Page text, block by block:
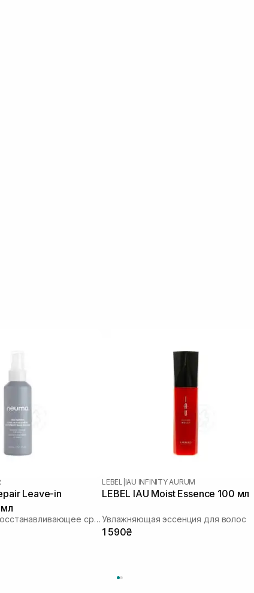
Leave-in
Несмываемое восстанавливающее средство для волос
LEBEL IAU INFINITY AURUM
LEBEL IAU Moist Essence 100 мл
Увлажняющая эссенция для волос
1 590₴